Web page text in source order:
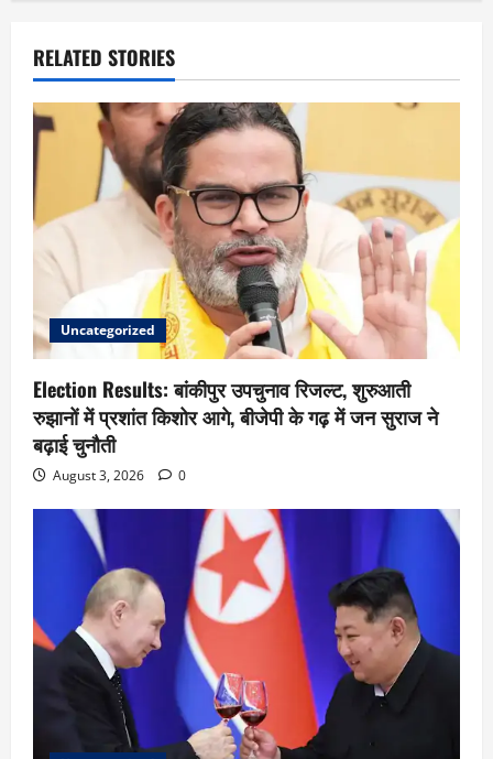
RELATED STORIES
Uncategorized
Election Results: बांकीपुर उपचुनाव रिजल्ट, शुरुआती
रुझानों में प्रशांत किशोर आगे, बीजेपी के गढ़ में जन सुराज ने
बढ़ाई चुनौती
August 3, 2026 0